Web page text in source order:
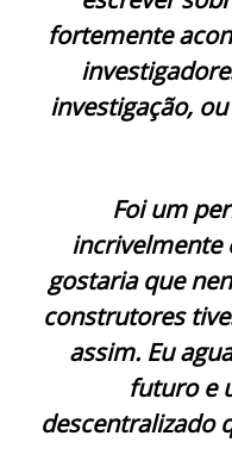
fortemente
investigação,
Foi um
incrivelmente
gostaria que
construtores
assim. Eu
futuro e
descentralizado